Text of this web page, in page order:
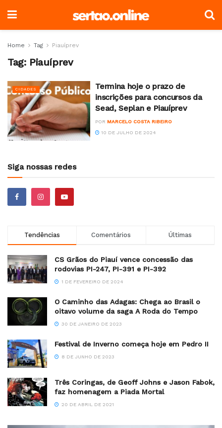
Home Tag Piauíprev
Tag: Piauíprev
CIDADES
Termina hoje o prazo de
inscrições para concursos da
Sead, Seplan e Piauíprev
POR MARCELO COSTA RIBEIRO
10 DE JULHO DE 2024
Siga nossas redes
Tendências Comentários Últimas
CS Grãos do Piauí vence concessão das
rodovias PI-247, PI-391 e PI-392
1 DE FEVEREIRO DE 2024
O Caminho das Adagas: Chega ao Brasil o
oitavo volume da saga A Roda do Tempo
30 DE JANEIRO DE 2023
Festival de Inverno começa hoje em Pedro II
8 DE JUNHO DE 2023
Três Coringas, de Geoff Johns e Jason Fabok,
faz homenagem a Piada Mortal
20 DE ABRIL DE 2021